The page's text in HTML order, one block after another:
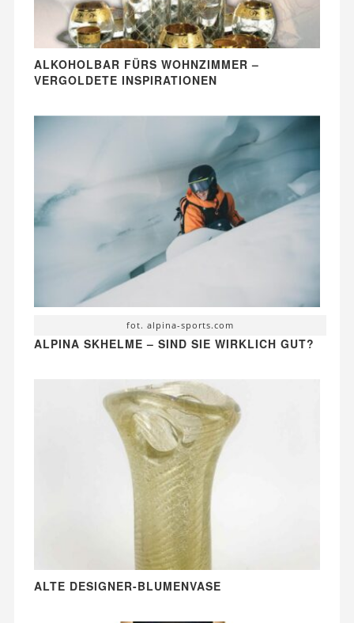
ALKOHOLBAR FÜRS WOHNZIMMER –
VERGOLDETE INSPIRATIONEN
fot. alpina-sports.com
ALPINA SKHELME – SIND SIE WIRKLICH GUT?
ALTE DESIGNER-BLUMENVASE